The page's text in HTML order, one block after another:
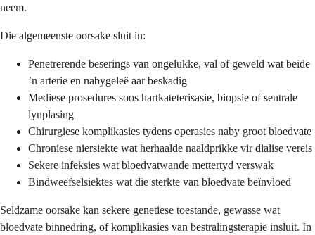
neem.
Die algemeenste oorsake sluit in:
Penetrerende beserings van ongelukke, val of geweld wat beide
’n arterie en nabygeleë aar beskadig
Mediese prosedures soos hartkateterisasie, biopsie of sentrale
lynplasing
Chirurgiese komplikasies tydens operasies naby groot bloedvate
Chroniese niersiekte wat herhaalde naaldprikke vir dialise vereis
Sekere infeksies wat bloedvatwande mettertyd verswak
Bindweefselsiektes wat die sterkte van bloedvate beïnvloed
Seldzame oorsake kan sekere genetiese toestande, gewasse wat
bloedvate binnedring, of komplikasies van bestralingsterapie insluit. In